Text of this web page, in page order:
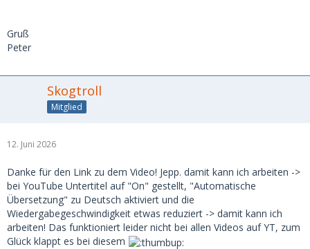
Gruß
Peter
Skogtroll
Mitglied
12. Juni 2026
Danke für den Link zu dem Video! Jepp. damit kann ich arbeiten ->
bei YouTube Untertitel auf "On" gestellt, "Automatische
Übersetzung" zu Deutsch aktiviert und die
Wiedergabegeschwindigkeit etwas reduziert -> damit kann ich
arbeiten! Das funktioniert leider nicht bei allen Videos auf YT, zum
Glück klappt es bei diesem